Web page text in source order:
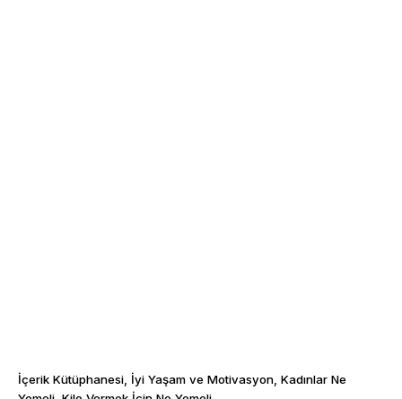
İçerik Kütüphanesi İyi Yaşam ve Motivasyon Kadınlar Ne